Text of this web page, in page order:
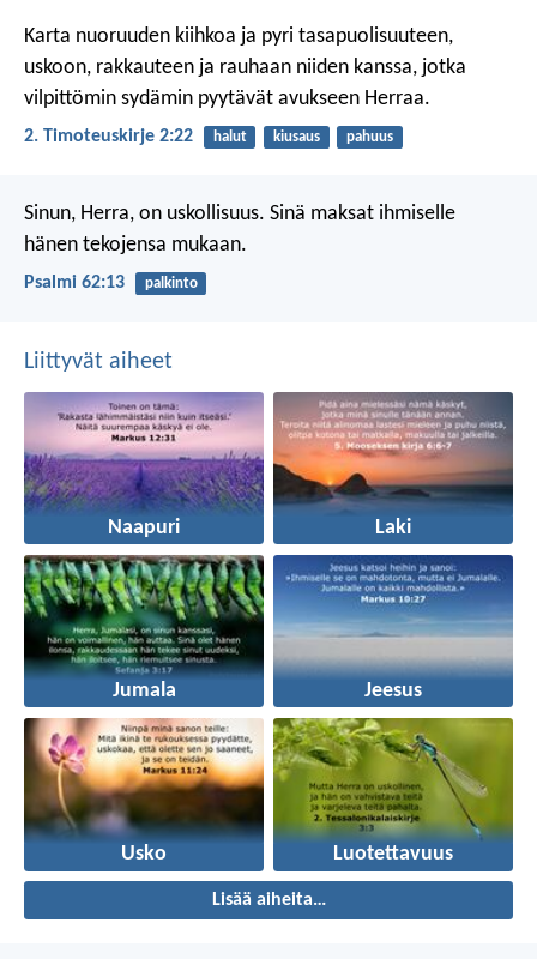
Karta nuoruuden kiihkoa ja pyri tasapuolisuuteen,
uskoon, rakkauteen ja rauhaan niiden kanssa, jotka
vilpittömin sydämin pyytävät avukseen Herraa.
2. Timoteuskirje 2:22 halut kiusaus pahuus
Sinun, Herra, on uskollisuus. Sinä maksat ihmiselle
hänen tekojensa mukaan.
Psalmi 62:13 palkinto
Liittyvät aiheet
Naapuri Laki
Jumala Jeesus
Usko Luotettavuus
Lisää aiheita…